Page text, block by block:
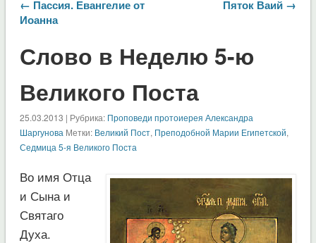
← Пассия. Евангелие от
Иоанна
Пяток Ваий →
Слово в Неделю 5-ю
Великого Поста
25.03.2013 | Рубрика: Проповеди протоиерея Александра
Шаргунова Метки: Великий Пост, Преподобной Марии Египетской,
Седмица 5-я Великого Поста
Во имя Отца
и Сына и
Святаго
Духа.